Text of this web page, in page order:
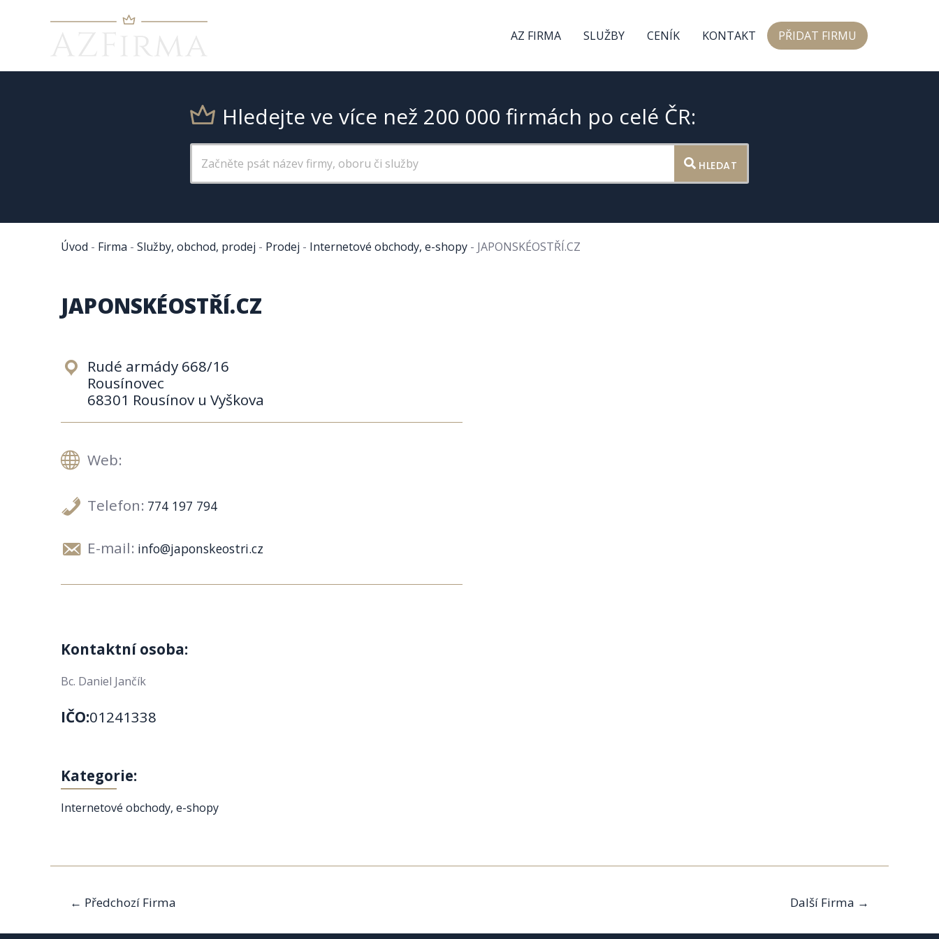
AZ FIRMA SLUŽBY CENÍK KONTAKT PŘIDAT FIRMU
Hledejte ve více než 200 000 firmách po celé ČR:
HLEDAT
Úvod - Firma - Služby, obchod, prodej - Prodej - Internetové obchody, e-shopy - JAPONSKÉOSTŘÍ.CZ
JAPONSKÉOSTŘÍ.CZ
Rudé armády 668/16
Rousínovec
68301 Rousínov u Vyškova
Web:
Telefon: 774 197 794
E-mail: info@japonskeostri.cz
Kontaktní osoba:
Bc. Daniel Jančík
IČO:01241338
Kategorie:
Internetové obchody, e-shopy
Navigace
← Předchozí Firma Další Firma →